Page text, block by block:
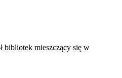
bibliotek mieszczący się w